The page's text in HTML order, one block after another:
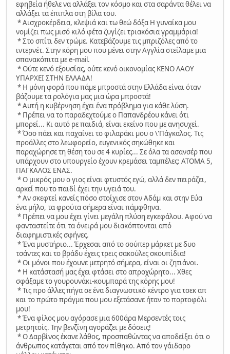
εφηβεία ήθελε να αλλάξει τον κόσμο και στα σαράντα θέλει να
αλλάξει τα έπιπλα στη βίλα του.
* Αισχροκέρδεια, κλεψιά και τω θεώ δόξα H γυναίκα μου
νομίζει πως μισό κιλό φέτα ζυγίζει τριακόσια γραμμάρια!
* Στο σπίτι δεν τρώμε. Κατεβάζουμε τις μπριζόλες από το
ιντερνέτ. Στην κόρη μου που μένει στην Αγγλία στείλαμε μια
σπανακόπιτα με e-mail.
* Ούτε κενό εξουσίας, ούτε κενό οικονομίας ΚΕΝΟ ΛΑΟΥ
ΥΠΑΡΧΕΙ ΣΤΗΝ ΕΛΛΑΔΑ!
* Η μόνη φορά που πάμε μπροστά στην Ελλάδα είναι όταν
βάζουμε τα ρολόγια μας μια ώρα μπροστά!
* Aυτή η κυβέρνηση έχει ένα πρόβλημα για κάθε λύση.
* Πρέπει να το παραδεχτούμε ο Παπανδρέου κάνει ότι
μπορεί... Kι αυτό ρε παιδιά, είναι εκείνο που με ανησυχεί.
* Όσο πάει και παχαίνει το φιλαράκι μου ο \'Πάγκαλος. Tις
προάλλες στο λεωφορείο, ευγενικός σηκώθηκε και
παραχώρησε τη θέση του σε 4 κυρίες... Σε όλα τα ασανσέρ που
υπάρχουν στο υπουργείο έχουν κρεμάσει ταμπέλες: ΑΤΟΜΑ 5,
ΠΑΓΚΑΛΟΣ ΕΝΑΣ.
* Ο μικρός μου ο γιος είναι φτυστός εγώ, αλλά δεν πειράζει,
αρκεί που το παιδί έχει την υγειά του.
* Αν σκεφτεί κανείς πόσο στοίχισε στον Αδάμ και στην Εύα
ένα μήλο, τα φρούτα σήμερα είναι πάμφθηνα.
* Πρέπει να μου έχει γίνει μεγάλη πλύση εγκεφάλου. Αφού να
φανταστείτε ότι τα όνειρά μου διακόπτονται από
διαφημιστικές σφήνες.
* Ένα μυστήριο... Έρχεσαι από το σούπερ μάρκετ με δυο
τσάντες και το βράδυ έχεις τρεις σακούλες σκουπίδια!
* Οι μόνοι που έχουνε μετρητό σήμερα, είναι οι ζητιάνοι.
* H κατάστασή μας έχει φτάσει στο απροχώρητο... Χθες
σφάξαμε το γουρουνάκι-κουμπαρά της κόρης μου!
* Τις προ άλλες πήγα σε ένα διαγνωστικό κέντρο για τσεκ απ
και το πρώτο πράγμα που μου εξετάσανε ήταν το πορτοφόλι
μου!
* Ένα φίλος μου αγόρασε μια 600άρα Μερσεντές τοις
μετρητοίς. Την βενζίνη αγοράζει με δόσεις!
* O Δαρβίνος έκανε λάθος, προσπαθώντας να αποδείξει ότι ο
άνθρωπος κατάγεται από τον πίθηκο. Από τον γάιδαρο